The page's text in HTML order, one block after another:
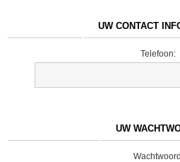
UW CONTACT
Telefoon:
UW